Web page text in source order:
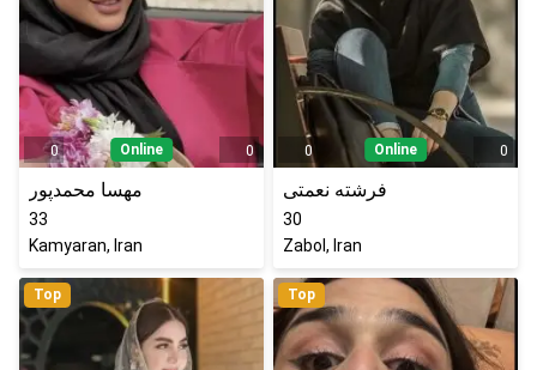
0 Online 0
مهسا محمدپور
33
Kamyaran, Iran
0 Online 0
فرشته نعمتی
30
Zabol, Iran
Top Top